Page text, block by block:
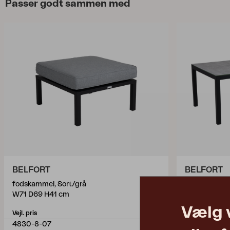
Passer godt sammen med
BELFORT
fodskammel, Sort/grå
W71 D69 H41 cm
Vejl. pris
4830-8-07
BELFORT
Vejl. pris
Vælg